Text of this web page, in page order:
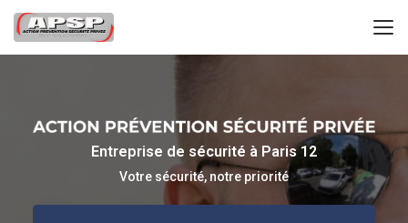
contenu
Entreprise de sécurité à Paris 12
Votre sécurité, notre priorité